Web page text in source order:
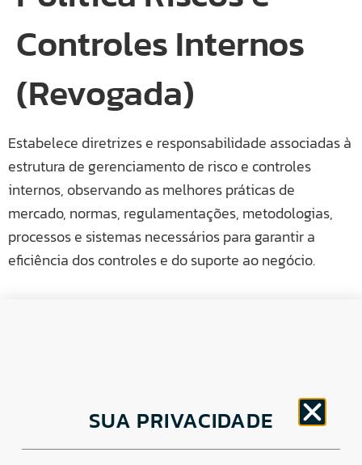
Controles Internos
(Revogada)
Estabelece diretrizes e responsabilidade associadas à
estrutura de gerenciamento de risco e controles
internos, observando as melhores práticas de
mercado, normas, regulamentações, metodologias,
processos e sistemas necessários para garantir a
eficiência dos controles e do suporte ao negócio.
Av. Brigadeiro Faria Lima, 1779 – 5oAndar Jardim
Paulistano, São Paulo/ SP – CEP: 01452-914
SUA PRIVACIDADE